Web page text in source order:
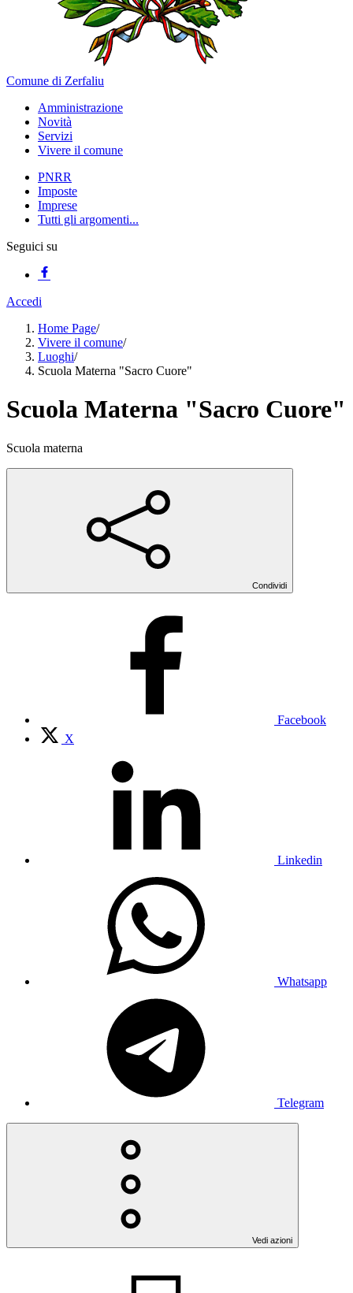
Comune di Zerfaliu
Amministrazione
Novità
Servizi
Vivere il comune
PNRR
Imposte
Imprese
Tutti gli argomenti...
Seguici su
Accedi
Home Page/
Vivere il comune/
Luoghi/
Scuola Materna "Sacro Cuore"
Scuola Materna "Sacro Cuore"
Scuola materna
Condividi
Facebook
X
Linkedin
Whatsapp
Telegram
Vedi azioni